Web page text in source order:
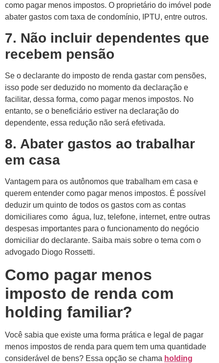
como pagar menos impostos. O proprietário do imóvel pode
abater gastos com taxa de condomínio, IPTU, entre outros.
7. Não incluir dependentes que
recebem pensão
Se o declarante do imposto de renda gastar com pensões,
isso pode ser deduzido no momento da declaração e
facilitar, dessa forma, como pagar menos impostos. No
entanto, se o beneficiário estiver na declaração do
dependente, essa redução não será efetivada.
8. Abater gastos ao trabalhar
em casa
Vantagem para os autônomos que trabalham em casa e
querem entender como pagar menos impostos. É possível
deduzir um quinto de todos os gastos com as contas
domiciliares como água, luz, telefone, internet, entre outras
despesas importantes para o funcionamento do negócio
domiciliar do declarante. Saiba mais sobre o tema com o
advogado Diogo Rossetti.
Como pagar menos
imposto de renda com
holding familiar?
Você sabia que existe uma forma prática e legal de pagar
menos impostos de renda para quem tem uma quantidade
considerável de bens? Essa opção se chama holding